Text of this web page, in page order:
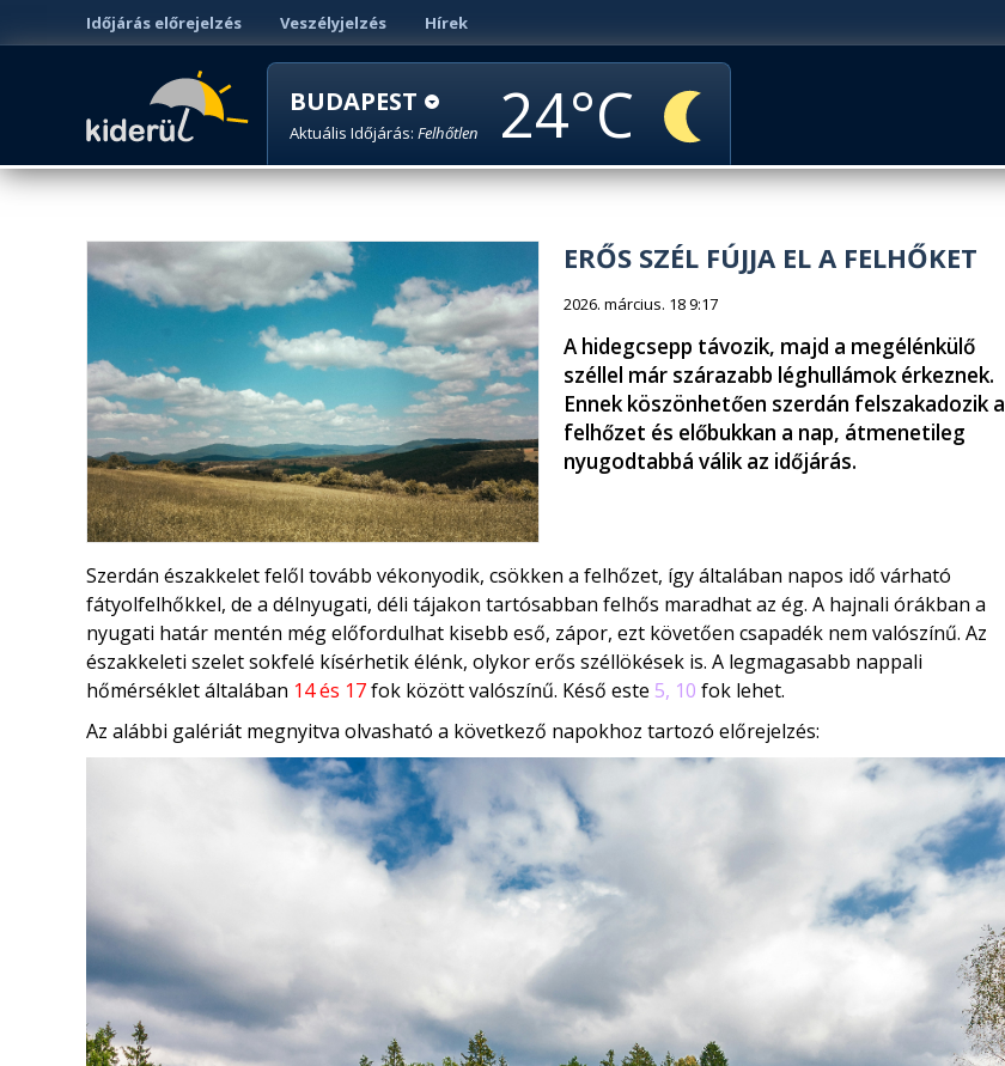
Időjárás előrejelzés Veszélyjelzés Hírek
BUDAPEST
Aktuális Időjárás: Felhőtlen 24
ERŐS SZÉL FÚJJA EL A FELHŐKET
2026. március. 18 9:17
A hidegcsepp távozik, majd a megélénkülő
széllel már szárazabb léghullámok érkeznek.
Ennek köszönhetően szerdán felszakadozik a
felhőzet és előbukkan a nap, átmenetileg
nyugodtabbá válik az időjárás.
Szerdán északkelet felől tovább vékonyodik, csökken a felhőzet, így általában napos idő várható
fátyolfelhőkkel, de a délnyugati, déli tájakon tartósabban felhős maradhat az ég. A hajnali órákban a
nyugati határ mentén még előfordulhat kisebb eső, zápor, ezt követően csapadék nem valószínű. Az
északkeleti szelet sokfelé kísérhetik élénk, olykor erős széllökések is. A legmagasabb nappali
hőmérséklet általában 14 és 17fok között valószínű. Késő este 5, 10 fok lehet.
Az alábbi galériát megnyitva olvasható a következő napokhoz tartozó előrejelzés: